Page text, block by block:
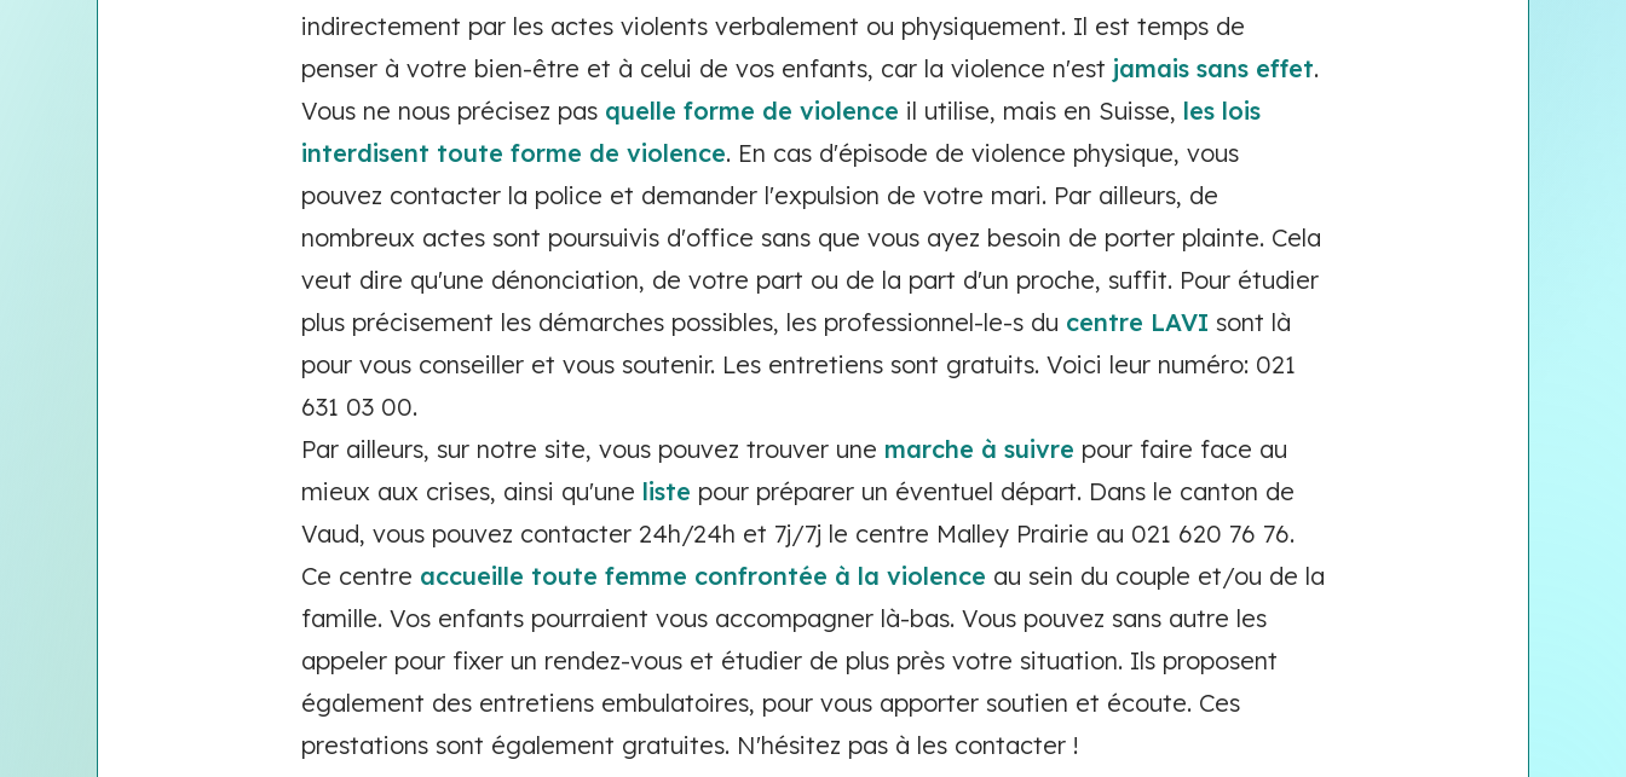
indirectement par les actes violents verbalement ou physiquement. Il est temps de
penser à votre bien-être et à celui de vos enfants, car la violence n'est jamais sans effet.
Vous ne nous précisez pas quelle forme de violence il utilise, mais en Suisse, les lois
interdisent toute forme de violence. En cas d'épisode de violence physique, vous
pouvez contacter la police et demander l'expulsion de votre mari. Par ailleurs, de
nombreux actes sont poursuivis d'office sans que vous ayez besoin de porter plainte. Cela
veut dire qu'une dénonciation, de votre part ou de la part d'un proche, suffit. Pour étudier
plus précisement les démarches possibles, les professionnel-le-s du centre LAVI sont là
pour vous conseiller et vous soutenir. Les entretiens sont gratuits. Voici leur numéro: 021
631 03 00.
Par ailleurs, sur notre site, vous pouvez trouver une marche à suivre pour faire face au
mieux aux crises, ainsi qu'une liste pour préparer un éventuel départ. Dans le canton de
Vaud, vous pouvez contacter 24h/24h et 7j/7j le centre Malley Prairie au 021 620 76 76.
Ce centre accueille toute femme confrontée à la violence au sein du couple et/ou de la
famille. Vos enfants pourraient vous accompagner là-bas. Vous pouvez sans autre les
appeler pour fixer un rendez-vous et étudier de plus près votre situation. Ils proposent
également des entretiens embulatoires, pour vous apporter soutien et écoute. Ces
prestations sont également gratuites. N'hésitez pas à les contacter !